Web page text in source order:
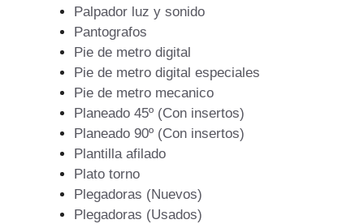
Palpador luz y sonido
Pantografos
Pie de metro digital
Pie de metro digital especiales
Pie de metro mecanico
Planeado 45º (Con insertos)
Planeado 90º (Con insertos)
Plantilla afilado
Plato torno
Plegadoras (Nuevos)
Plegadoras (Usados)